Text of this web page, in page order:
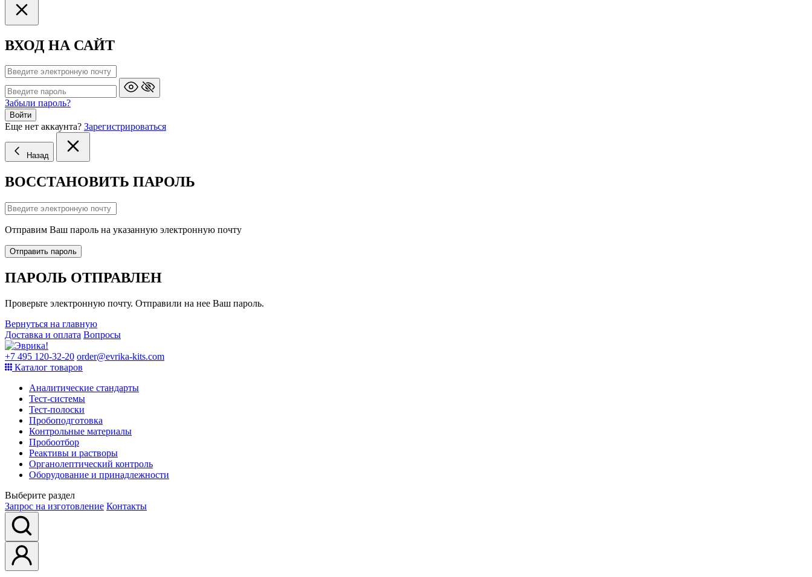
ВХОД НА САЙТ
Забыли пароль?
Войти
Еще нет аккаунта? Зарегистрироваться
Назад
ВОССТАНОВИТЬ ПАРОЛЬ
Отправим Ваш пароль на указанную электронную почту
Отправить пароль
ПАРОЛЬ ОТПРАВЛЕН
Проверьте электронную почту. Отправили на нее Ваш пароль.
Вернуться на главную
Доставка и оплата Вопросы
+7 495 120-32-20 order@evrika-kits.com
Каталог товаров
Аналитические стандарты
Тест-системы
Тест-полоски
Пробоподготовка
Контрольные материалы
Пробоотбор
Реактивы и растворы
Органолептический контроль
Оборудование и принадлежности
Выберите раздел
Запрос на изготовление Контакты